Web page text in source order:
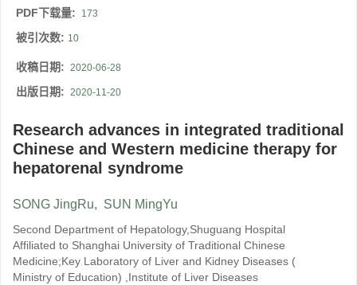
PDF下载量: 173
被引次数: 10
收稿日期: 2020-06-28
出版日期: 2020-11-20
Research advances in integrated traditional
Chinese and Western medicine therapy for
hepatorenal syndrome
SONG JingRu, SUN MingYu
Second Department of Hepatology,Shuguang Hospital
Affiliated to Shanghai University of Traditional Chinese
Medicine;Key Laboratory of Liver and Kidney Diseases (
Ministry of Education) ,Institute of Liver Diseases